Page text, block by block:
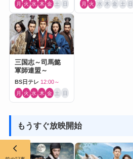
月 火 水 木 金 土 日 月 火 水 木 金 土 日
三国志～司馬懿
軍師連盟～
BS日テレ 12:00～
月 火 水 木 金 土 日
もうすぐ放映開始